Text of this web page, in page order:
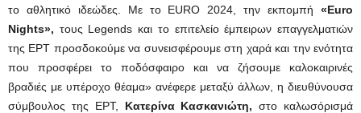
το αθλητικό ιδεώδες. Με το EURO 2024, την εκπομπή «Euro
Nights», τους Legends και το επιτελείο έμπειρων επαγγελματιών
της ΕΡΤ προσδοκούμε να συνεισφέρουμε στη χαρά και την ενότητα
που προσφέρει το ποδόσφαιρο και να ζήσουμε καλοκαιρινές
βραδιές με υπέροχο θέαμα» ανέφερε μεταξύ άλλων, η διευθύνουσα
σύμβουλος της ΕΡΤ, Κατερίνα Κασκανιώτη, στο καλωσόρισμά